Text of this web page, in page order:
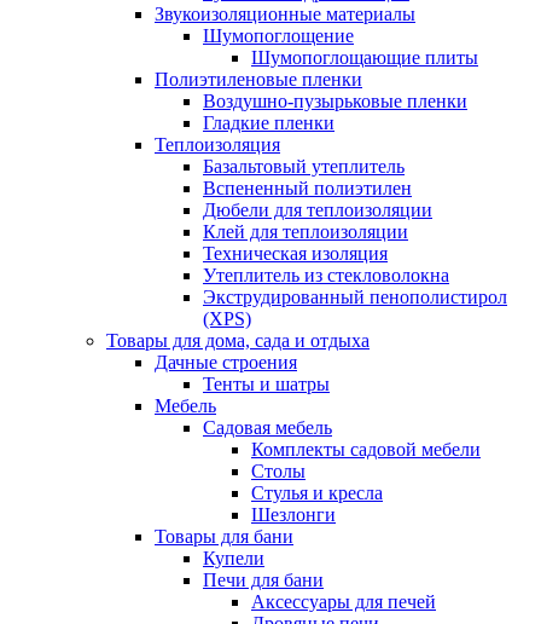
Звукоизоляционные материалы
Шумопоглощение
Шумопоглощающие плиты
Полиэтиленовые пленки
Воздушно-пузырьковые пленки
Гладкие пленки
Теплоизоляция
Базальтовый утеплитель
Вспененный полиэтилен
Дюбели для теплоизоляции
Клей для теплоизоляции
Техническая изоляция
Утеплитель из стекловолокна
Экструдированный пенополистирол
(XPS)
Товары для дома, сада и отдыха
Дачные строения
Тенты и шатры
Мебель
Садовая мебель
Комплекты садовой мебели
Столы
Стулья и кресла
Шезлонги
Товары для бани
Купели
Печи для бани
Аксессуары для печей